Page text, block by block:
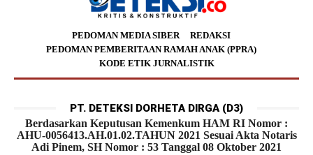
PEDOMAN MEDIA SIBER
REDAKSI
PEDOMAN PEMBERITAAN RAMAH ANAK (PPRA)
KODE ETIK JURNALISTIK
PT. DETEKSI DORHETA DIRGA (D3)
Berdasarkan Keputusan Kemenkum HAM RI Nomor :
AHU-0056413.AH.01.02.TAHUN 2021 Sesuai Akta Notaris
Adi Pinem, SH Nomor : 53 Tanggal 08 Oktober 2021